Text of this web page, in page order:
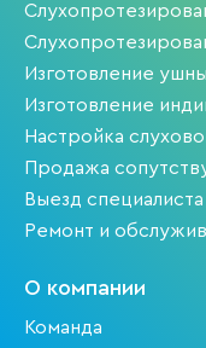
Изготовление
Изготовление
Настройка
Продажа
Выезд
Ремонт и
О компании
Команда